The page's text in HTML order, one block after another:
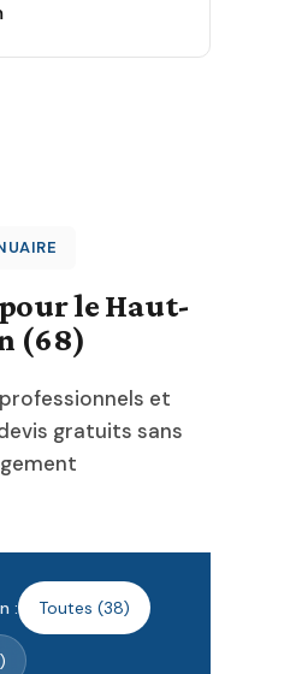
le Haut-
(68)
et
gratuits sans
: Toutes (38)